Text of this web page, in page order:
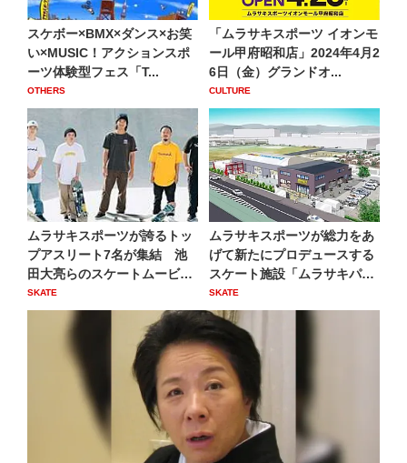
スケボー×BMX×ダンス×お笑
い×MUSIC！アクションスポ
ーツ体験型フェス「T...
OTHERS
「ムラサキスポーツ イオンモ
ール甲府昭和店」2024年4月2
6日（金）グランドオ...
CULTURE
ムラサキスポーツが誇るトッ
プアスリート7名が集結 池
田大亮らのスケートムービー
が...
SKATE
ムラサキスポーツが総力をあ
げて新たにプロデュースする
スケート施設「ムラサキパー
ク...
SKATE